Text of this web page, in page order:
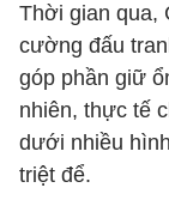
Thời gian qua,
cường đấu
góp phần giữ
nhiên, thực tế
dưới nhiều
triệt để.